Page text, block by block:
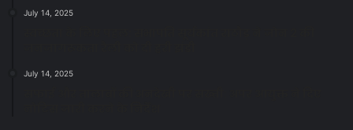
July 14, 2025
July 14, 2025